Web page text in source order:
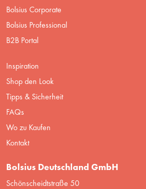
Bolsius Corporate
Bolsius Professional
B2B Portal
Inspiration
Shop den Look
Tipps & Sicherheit
FAQs
Wo zu Kaufen
Kontakt
Bolsius Deutschland GmbH
Schönscheidtstraße 50